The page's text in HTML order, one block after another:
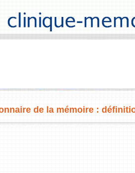
de la mémoire :